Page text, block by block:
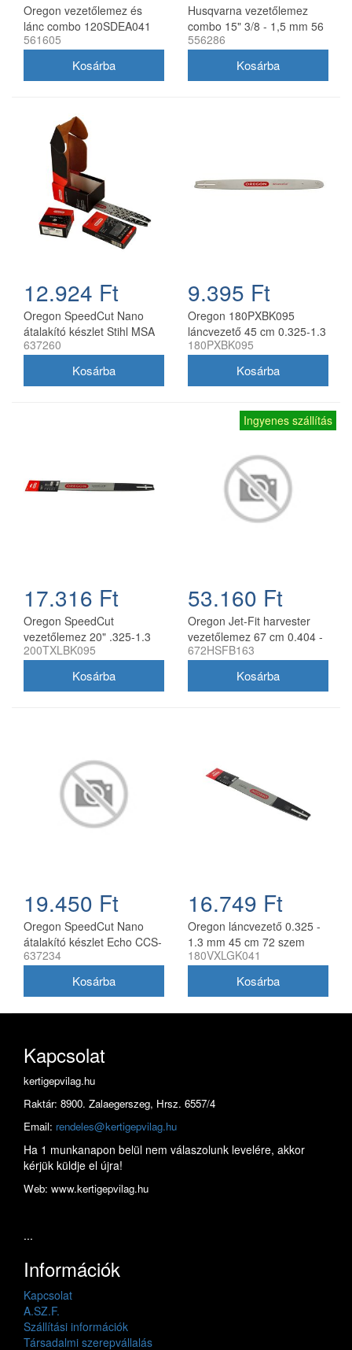
Oregon vezetőlemez és
lánc combo 120SDEA041
30 cm 3/8 1,3 mm 2x
561605
Husqvarna vezetőlemez
combo 15" 3/8 - 1,5 mm 56
szemes 2 db Oregon
556286
12.924 Ft
Oregon SpeedCut Nano
átalakító készlet Stihl MSA
161T 10" 325 1,1 mm
637260
9.395 Ft
Oregon 180PXBK095
láncvezető 45 cm 0.325-1.3
mm 72 szemes Husqvarna
180PXBK095
17.316 Ft
Oregon SpeedCut
vezetőlemez 20" .325-1.3
mm 78 szem Husqvarna
200TXLBK095
Ingyenes szállítás
53.160 Ft
Oregon Jet-Fit harvester
vezetőlemez 67 cm 0.404 -
2.0 mm
672HSFB163
19.450 Ft
Oregon SpeedCut Nano
átalakító készlet Echo CCS-
58V láncfűrészhez 40 cm
637234
16.749 Ft
Oregon láncvezető 0.325 -
1.3 mm 45 cm 72 szem
Husqvarna fűrészekhez
180VXLGK041
Kapcsolat
kertigepvilag.hu
Raktár: 8900. Zalaegerszeg, Hrsz. 6557/4
Email: rendeles@kertigepvilag.hu
Ha 1 munkanapon belül nem válaszolunk levelére, akkor
kérjük küldje el újra!
Web: www.kertigepvilag.hu
...
Információk
Kapcsolat
A.SZ.F.
Szállítási információk
Társadalmi szerepvállalás